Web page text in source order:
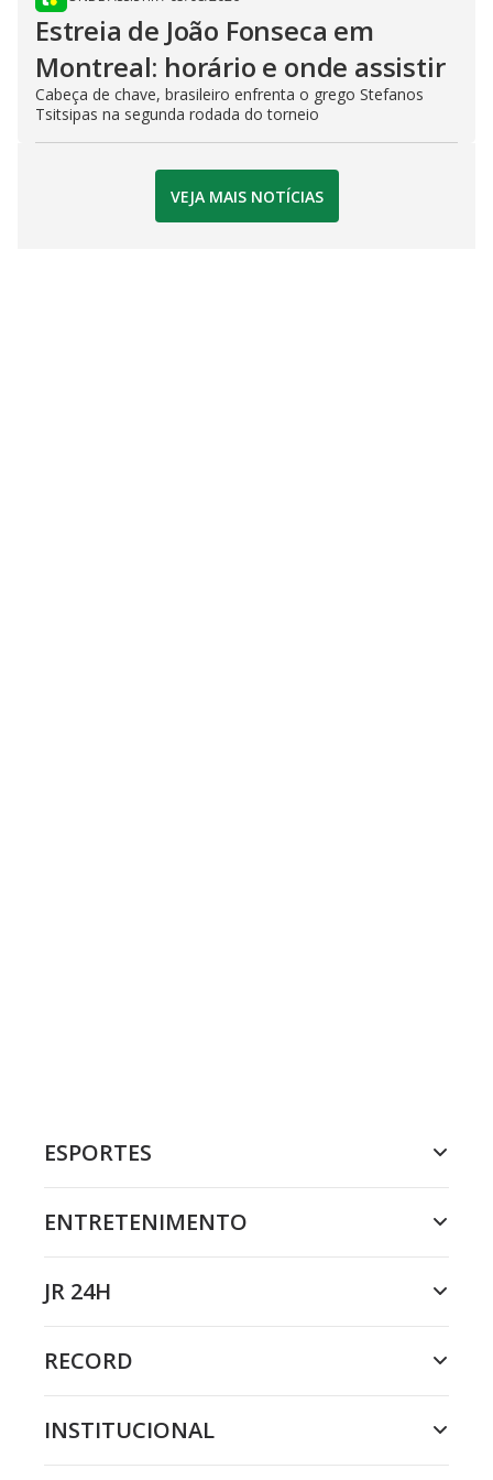
Estreia de João Fonseca em
Montreal: horário e onde assistir
Cabeça de chave, brasileiro enfrenta o grego Stefanos
Tsitsipas na segunda rodada do torneio
VEJA MAIS NOTÍCIAS
ESPORTES
ENTRETENIMENTO
JR 24H
RECORD
INSTITUCIONAL